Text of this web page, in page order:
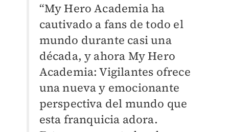
“My Hero Academia ha
cautivado a fans de todo el
mundo durante casi una
década, y ahora My Hero
Academia: Vigilantes ofrece
una nueva y emocionante
perspectiva del mundo que
esta franquicia adora.